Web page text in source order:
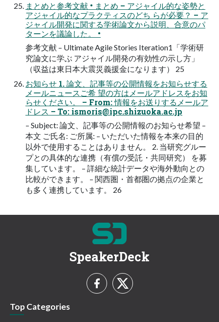
まとめと参考文献 • まとめ – アジャイル的な姿勢と
アジャイル的なプラクティスのどち らが必要？ – ア
ジャイル開発に関する学術論文から説明、合意のパ
ターンを議論した。 •
参考文献 – Ultimate Agile Stories Iteration1「学術研
究論文に学ぶ アジャイル開発の有効性の示し方」
（収益は東日本大震災義援金になります） 25
お知らせ 1. 論文、記事等の公開情報をお知らせする
メールニュースご希 望の方はメールアドレスをお知
らせください。 – From: 情報をお送りするメールア
ドレス – To: ismoris@ipc.shizuoka.ac.jp
– Subject: 論文、記事等の公開情報のお知らせ希望 –
本文 ご氏名: ご所属: – いただいた情報を本来の目的
以外で使用することはありません。 2. 当研究グルー
プとの具体的な連携（有償の受託・共同研究） を募
集しています。 – 詳細な統計データや海外動向との
比較ができます。 – 関西圏・首都圏の拠点の企業と
も多く連携しています。 26
SpeakerDeck
Top Categories